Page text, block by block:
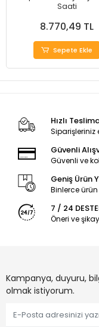
Saati
8.770,49 TL
Sepete Ekle
Hızlı
Siparişleriniz
Güvenli
Güvenli ve
Geniş Ürün
Binlerce
7 / 24
Öneri ve
Kampanya, duyuru,
olmak istiyorum.